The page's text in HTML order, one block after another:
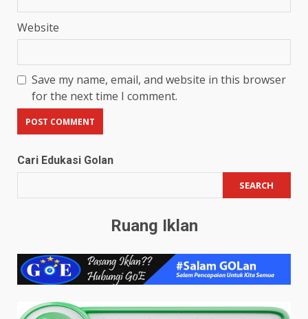
Website
Save my name, email, and website in this browser
for the next time I comment.
Cari Edukasi Golan
SEARCH
Ruang Iklan